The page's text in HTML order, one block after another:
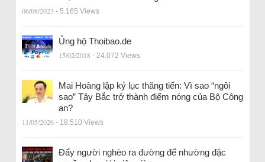
06/08/2023 - 5.165 Views
Ủng hộ Thoibao.de
15/02/2018 - 24.072 Views
Mai Hoàng lập kỷ lục thăng tiến: Vì sao “ngôi
sao” Tây Bắc trở thành điểm nóng của Bộ Công
an?
11/05/2026 - 18.510 Views
Đẩy người nghèo ra đường để nhường đặc